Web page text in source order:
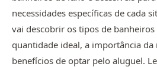
necessidades específicas de cada
vai descobrir os tipos de
quantidade ideal, a importância
benefícios de optar pelo aluguel.